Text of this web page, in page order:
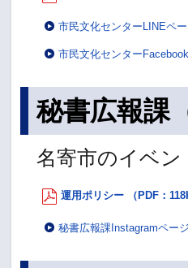
市民文化センターLINEペ
市民文化センター
秘書広報課
名寄市のイベ
運用ポリシー （PDF：
秘書広報課Instagramペー